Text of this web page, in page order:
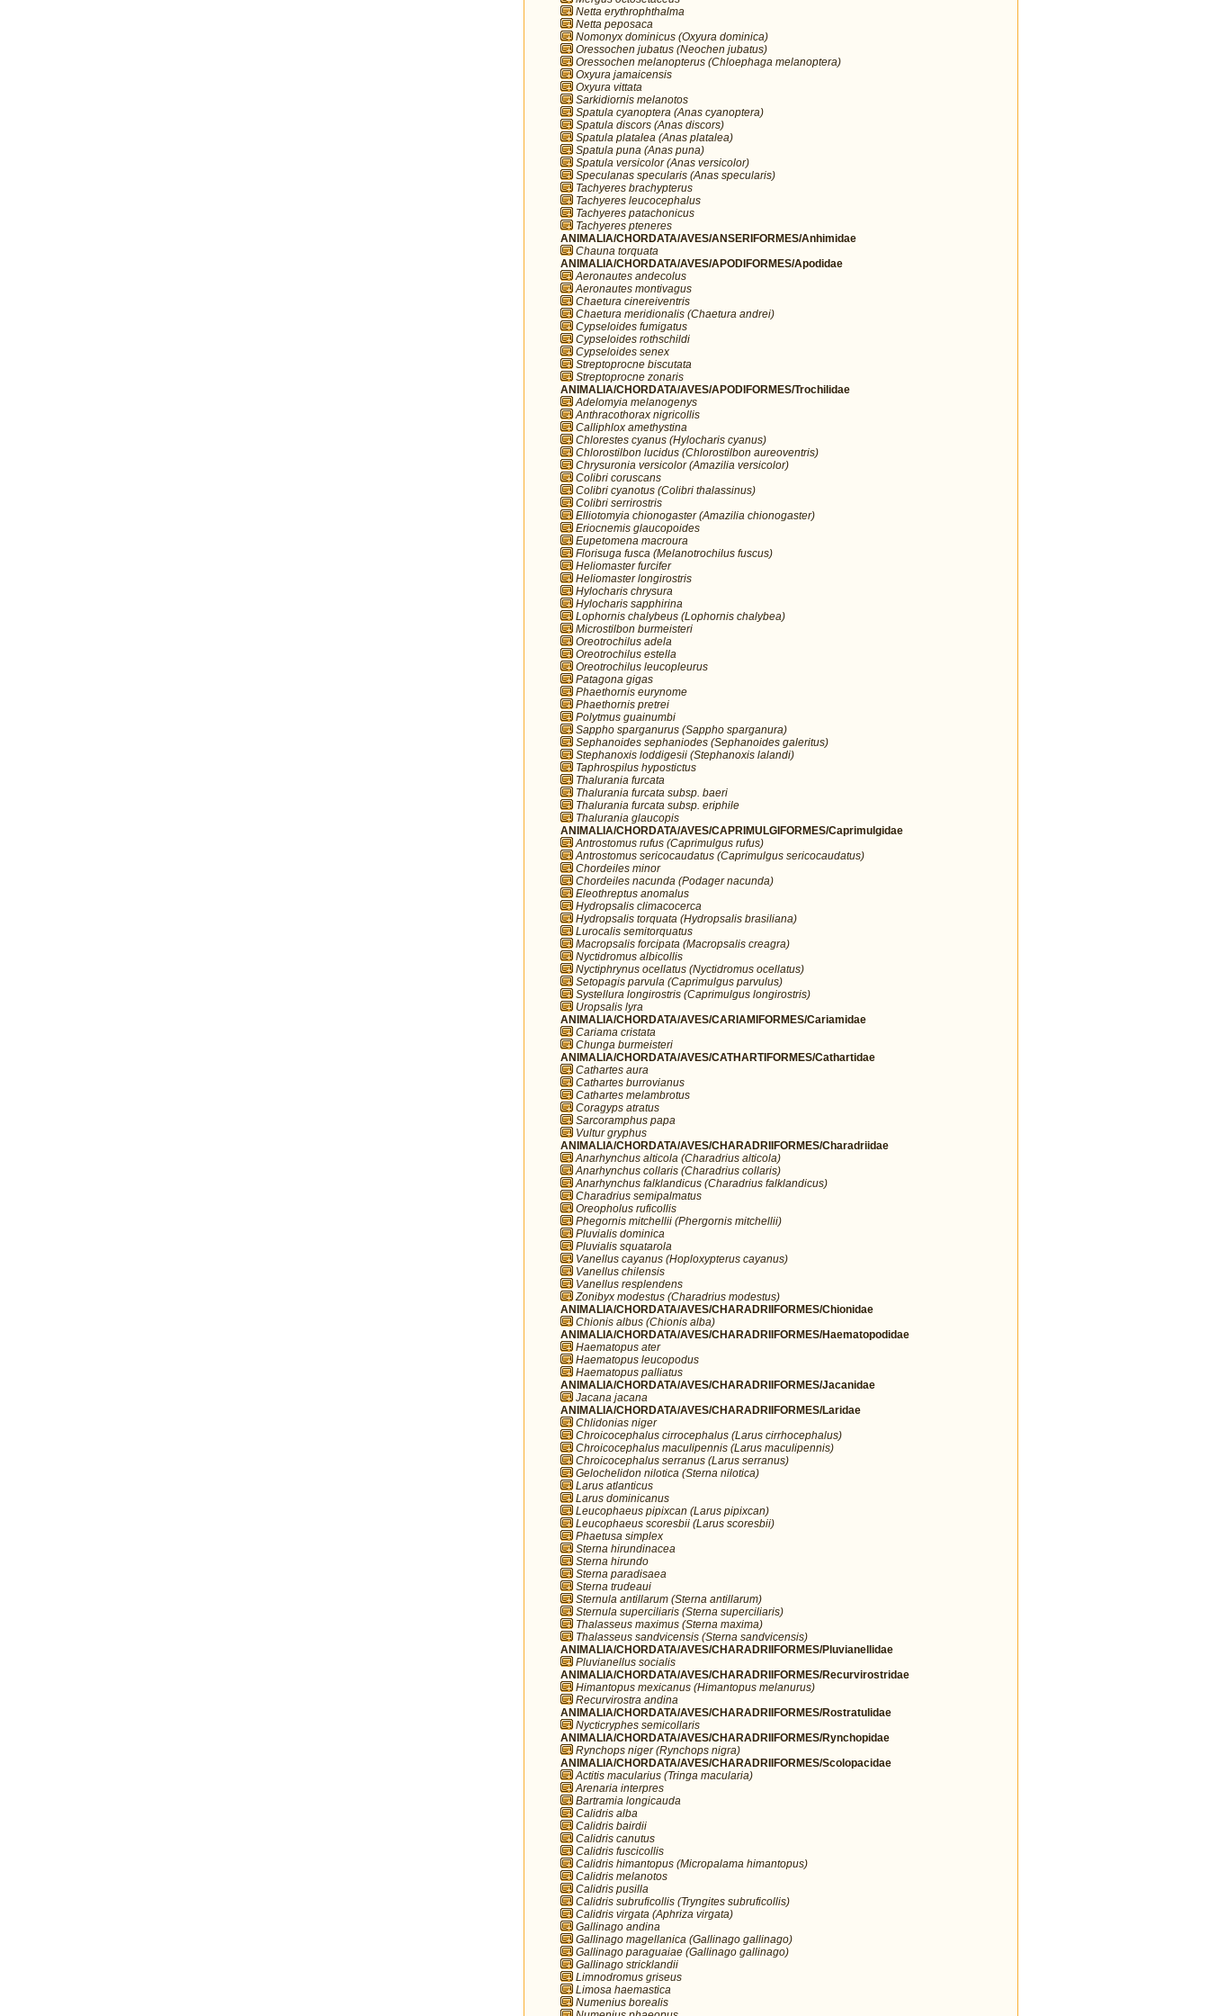
Netta erythrophthalma
Netta peposaca
Nomonyx dominicus (Oxyura dominica)
Oressochen jubatus (Neochen jubatus)
Oressochen melanopterus (Chloephaga melanoptera)
Oxyura jamaicensis
Oxyura vittata
Sarkidiornis melanotos
Spatula cyanoptera (Anas cyanoptera)
Spatula discors (Anas discors)
Spatula platalea (Anas platalea)
Spatula puna (Anas puna)
Spatula versicolor (Anas versicolor)
Speculanas specularis (Anas specularis)
Tachyeres brachypterus
Tachyeres leucocephalus
Tachyeres patachonicus
Tachyeres pteneres
ANIMALIA/CHORDATA/AVES/ANSERIFORMES/Anhimidae
Chauna torquata
ANIMALIA/CHORDATA/AVES/APODIFORMES/Apodidae
Aeronautes andecolus
Aeronautes montivagus
Chaetura cinereiventris
Chaetura meridionalis (Chaetura andrei)
Cypseloides fumigatus
Cypseloides rothschildi
Cypseloides senex
Streptoprocne biscutata
Streptoprocne zonaris
ANIMALIA/CHORDATA/AVES/APODIFORMES/Trochilidae
Adelomyia melanogenys
Anthracothorax nigricollis
Calliphlox amethystina
Chlorestes cyanus (Hylocharis cyanus)
Chlorostilbon lucidus (Chlorostilbon aureoventris)
Chrysuronia versicolor (Amazilia versicolor)
Colibri coruscans
Colibri cyanotus (Colibri thalassinus)
Colibri serrirostris
Elliotomyia chionogaster (Amazilia chionogaster)
Eriocnemis glaucopoides
Eupetomena macroura
Florisuga fusca (Melanotrochilus fuscus)
Heliomaster furcifer
Heliomaster longirostris
Hylocharis chrysura
Hylocharis sapphirina
Lophornis chalybeus (Lophornis chalybea)
Microstilbon burmeisteri
Oreotrochilus adela
Oreotrochilus estella
Oreotrochilus leucopleurus
Patagona gigas
Phaethornis eurynome
Phaethornis pretrei
Polytmus guainumbi
Sappho sparganurus (Sappho sparganura)
Sephanoides sephaniodes (Sephanoides galeritus)
Stephanoxis loddigesii (Stephanoxis lalandi)
Taphrospilus hypostictus
Thalurania furcata
Thalurania furcata subsp. baeri
Thalurania furcata subsp. eriphile
Thalurania glaucopis
ANIMALIA/CHORDATA/AVES/CAPRIMULGIFORMES/Caprimulgidae
Antrostomus rufus (Caprimulgus rufus)
Antrostomus sericocaudatus (Caprimulgus sericocaudatus)
Chordeiles minor
Chordeiles nacunda (Podager nacunda)
Eleothreptus anomalus
Hydropsalis climacocerca
Hydropsalis torquata (Hydropsalis brasiliana)
Lurocalis semitorquatus
Macropsalis forcipata (Macropsalis creagra)
Nyctidromus albicollis
Nyctiphrynus ocellatus (Nyctidromus ocellatus)
Setopagis parvula (Caprimulgus parvulus)
Systellura longirostris (Caprimulgus longirostris)
Uropsalis lyra
ANIMALIA/CHORDATA/AVES/CARIAMIFORMES/Cariamidae
Cariama cristata
Chunga burmeisteri
ANIMALIA/CHORDATA/AVES/CATHARTIFORMES/Cathartidae
Cathartes aura
Cathartes burrovianus
Cathartes melambrotus
Coragyps atratus
Sarcoramphus papa
Vultur gryphus
ANIMALIA/CHORDATA/AVES/CHARADRIIFORMES/Charadriidae
Anarhynchus alticola (Charadrius alticola)
Anarhynchus collaris (Charadrius collaris)
Anarhynchus falklandicus (Charadrius falklandicus)
Charadrius semipalmatus
Oreopholus ruficollis
Phegornis mitchellii (Phergornis mitchellii)
Pluvialis dominica
Pluvialis squatarola
Vanellus cayanus (Hoploxypterus cayanus)
Vanellus chilensis
Vanellus resplendens
Zonibyx modestus (Charadrius modestus)
ANIMALIA/CHORDATA/AVES/CHARADRIIFORMES/Chionidae
Chionis albus (Chionis alba)
ANIMALIA/CHORDATA/AVES/CHARADRIIFORMES/Haematopodidae
Haematopus ater
Haematopus leucopodus
Haematopus palliatus
ANIMALIA/CHORDATA/AVES/CHARADRIIFORMES/Jacanidae
Jacana jacana
ANIMALIA/CHORDATA/AVES/CHARADRIIFORMES/Laridae
Chlidonias niger
Chroicocephalus cirrocephalus (Larus cirrhocephalus)
Chroicocephalus maculipennis (Larus maculipennis)
Chroicocephalus serranus (Larus serranus)
Gelochelidon nilotica (Sterna nilotica)
Larus atlanticus
Larus dominicanus
Leucophaeus pipixcan (Larus pipixcan)
Leucophaeus scoresbii (Larus scoresbii)
Phaetusa simplex
Sterna hirundinacea
Sterna hirundo
Sterna paradisaea
Sterna trudeaui
Sternula antillarum (Sterna antillarum)
Sternula superciliaris (Sterna superciliaris)
Thalasseus maximus (Sterna maxima)
Thalasseus sandvicensis (Sterna sandvicensis)
ANIMALIA/CHORDATA/AVES/CHARADRIIFORMES/Pluvianellidae
Pluvianellus socialis
ANIMALIA/CHORDATA/AVES/CHARADRIIFORMES/Recurvirostridae
Himantopus mexicanus (Himantopus melanurus)
Recurvirostra andina
ANIMALIA/CHORDATA/AVES/CHARADRIIFORMES/Rostratulidae
Nycticryphes semicollaris
ANIMALIA/CHORDATA/AVES/CHARADRIIFORMES/Rynchopidae
Rynchops niger (Rynchops nigra)
ANIMALIA/CHORDATA/AVES/CHARADRIIFORMES/Scolopacidae
Actitis macularius (Tringa macularia)
Arenaria interpres
Bartramia longicauda
Calidris alba
Calidris bairdii
Calidris canutus
Calidris fuscicollis
Calidris himantopus (Micropalama himantopus)
Calidris melanotos
Calidris pusilla
Calidris subruficollis (Tryngites subruficollis)
Calidris virgata (Aphriza virgata)
Gallinago andina
Gallinago magellanica (Gallinago gallinago)
Gallinago paraguaiae (Gallinago gallinago)
Gallinago stricklandii
Limnodromus griseus
Limosa haemastica
Numenius borealis